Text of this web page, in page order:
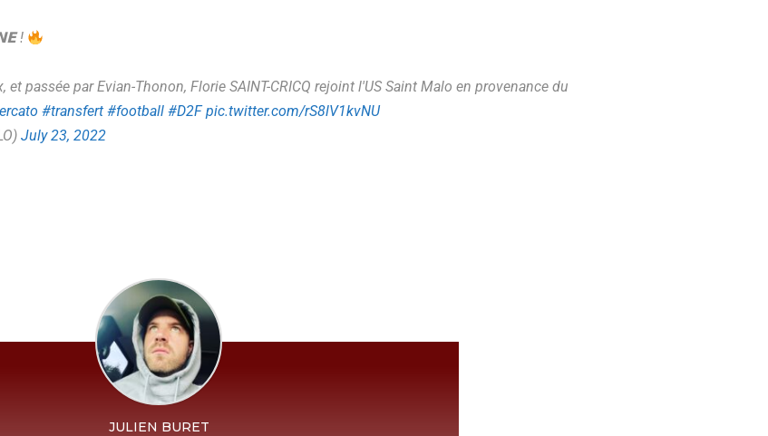
!
passée par Evian-Thonon, Florie SAINT-CRICQ rejoint l'US Saint Malo en provenance du
#transfert #football #D2F pic.twitter.com/rS8lV1kvNU
July 23, 2022
JULIEN BURET